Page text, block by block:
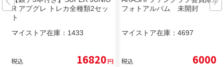
R アプグレ トレカ全種類2セッ
ト
マイストア在庫： 1433
税込 16820円
フォトアルバム 未開封
マイストア在庫： 4697
税込 6000